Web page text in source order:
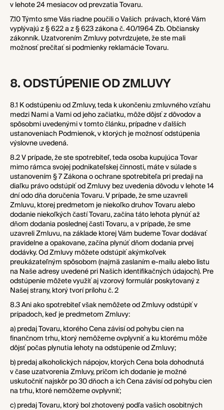
v lehote 24 mesiacov od prevzatia Tovaru.
7.10 Týmto sme Vás riadne poučili o Vašich právach, ktoré Vám
vyplývajú z § 622 a z § 623 zákona č. 40/1964 Zb. Občiansky
zákonník. Uzatvorením Zmluvy potvrdzujete, že ste mali
možnosť prečítať si podmienky reklamácie Tovaru.
8. ODSTÚPENIE OD ZMLUVY
8.1 K odstúpeniu od Zmluvy, teda k ukončeniu zmluvného vzťahu
medzi Nami a Vami od jeho začiatku, môže dôjsť z dôvodov a
spôsobmi uvedenými v tomto článku, prípadne v ďalších
ustanoveniach Podmienok, v ktorých je možnosť odstúpenia
výslovne uvedená.
8.2 V prípade, že ste spotrebiteľ, teda osoba kupujúca Tovar
mimo rámca svojej podnikateľskej činnosti, máte v súlade s
ustanovením § 7 Zákona o ochrane spotrebiteľa pri predaji na
diaľku právo odstúpiť od Zmluvy bez uvedenia dôvodu v lehote 14
dní odo dňa doručenia Tovaru. V prípade, že sme uzavreli
Zmluvu, ktorej predmetom je niekoľko druhov Tovaru alebo
dodanie niekoľkých častí Tovaru, začína táto lehota plynúť až
dňom dodania poslednej časti Tovaru, a v prípade, že sme
uzavreli Zmluvu, na základe ktorej Vám budeme Tovar dodávať
pravidelne a opakovane, začína plynúť dňom dodania prvej
dodávky. Od Zmluvy môžete odstúpiť akýmkoľvek
preukázateľným spôsobom (najmä zaslaním e-mailu alebo listu
na Naše adresy uvedené pri Našich identifikačných údajoch). Pre
odstúpenie môžete využiť aj vzorový formulár poskytovaný z
Našej strany, ktorý tvorí prílohu č. 2
8.3 Ani ako spotrebiteľ však nemôžete od Zmluvy odstúpiť v
prípadoch, keď je predmetom Zmluvy:
a) predaj Tovaru, ktorého Cena závisí od pohybu cien na
finančnom trhu, ktorý nemôžeme ovplyvniť a ku ktorému môže
dôjsť počas plynutia lehoty na odstúpenie od Zmluvy;
b) predaj alkoholických nápojov, ktorých Cena bola dohodnutá
v čase uzatvorenia Zmluvy, pričom ich dodanie je možné
uskutočniť najskôr po 30 dňoch a ich Cena závisí od pohybu cien
na trhu, ktoré nemôžeme ovplyvniť;
c) predaj Tovaru, ktorý bol zhotovený podľa vašich osobitných